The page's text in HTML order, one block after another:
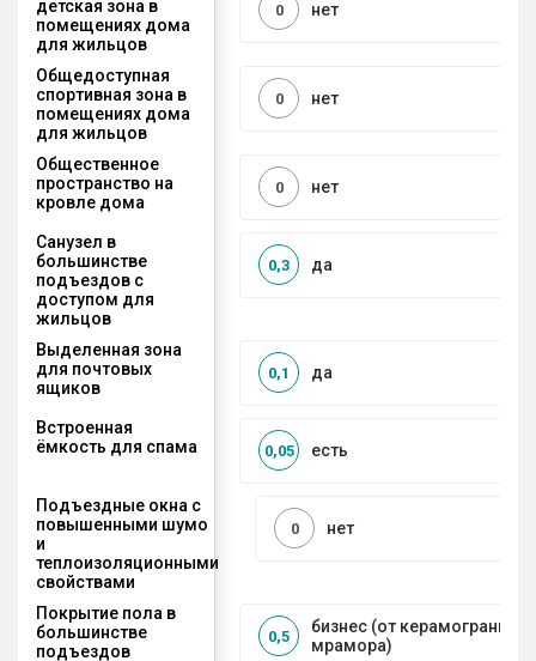
детская зона в
помещениях дома
для жильцов
нет
0
Общедоступная
спортивная зона в
помещениях дома
для жильцов
нет
0
Общественное
пространство на
кровле дома
нет
0
Санузел в
большинстве
подъездов с
доступом для
жильцов
да
0,3
Выделенная зона
для почтовых
ящиков
да
0,1
Встроенная
ёмкость для спама
есть
0,05
Подъездные окна с
повышенными шумо
и
теплоизоляционными
свойствами
нет
0
Покрытие пола в
большинстве
подъездов
бизнес (от керамогранита
мрамора)
0,5